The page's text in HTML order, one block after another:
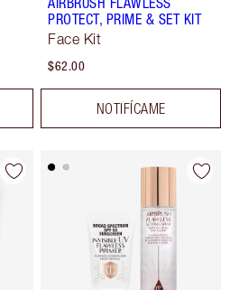
PROTECT, PRIME & SET KIT
Face Kit
$62.00
NOTIFÍCAME